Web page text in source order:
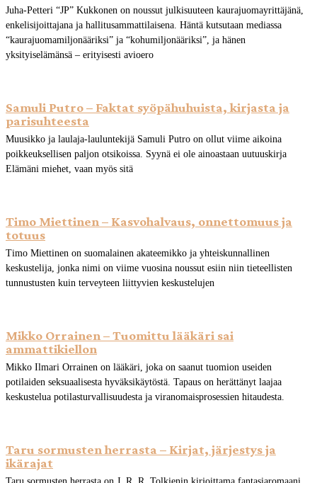
Juha-Petteri “JP” Kukkonen on noussut julkisuuteen kaurajuomayrittäjänä,
enkelisijoittajana ja hallitusammattilaisena. Häntä kutsutaan mediassa
“kaurajuomamiljonääriksi” ja “kohumiljonääriksi”, ja hänen
yksityiselämänsä – erityisesti avioero
Samuli Putro – Faktat syöpähuhuista, kirjasta ja
parisuhteesta
Muusikko ja laulaja-lauluntekijä Samuli Putro on ollut viime aikoina
poikkeuksellisen paljon otsikoissa. Syynä ei ole ainoastaan uutuuskirja
Elämäni miehet, vaan myös sitä
Timo Miettinen – Kasvohalvaus, onnettomuus ja
totuus
Timo Miettinen on suomalainen akateemikko ja yhteiskunnallinen
keskustelija, jonka nimi on viime vuosina noussut esiin niin tieteellisten
tunnustusten kuin terveyteen liittyvien keskustelujen
Mikko Orrainen – Tuomittu lääkäri sai
ammattikiellon
Mikko Ilmari Orrainen on lääkäri, joka on saanut tuomion useiden
potilaiden seksuaalisesta hyväksikäytöstä. Tapaus on herättänyt laajaa
keskustelua potilasturvallisuudesta ja viranomaisprosessien hitaudesta.
Taru sormusten herrasta – Kirjat, järjestys ja
ikärajat